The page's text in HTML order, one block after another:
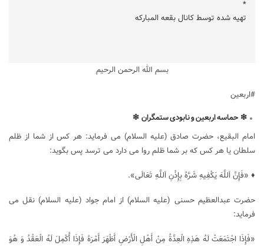
*
تهیه شده توسط کانال بقعه المبارکه
بسم الله الرحمن الرحیم
#اربعین
❇حماسهاربعینونابودیستمگران❇
امام البقیع، حضرت صادق (علیه السلام) می فرماید: هر کس از شما از ظلم
سلطان یا هر کس که بر شما ظلم روا می دارد می ترسد پس بگوید:
♦ «فَإِنَّ اَللَّهَ يَكْفِيهِ شَرَّهُ بِإِذْنِ اَللَّهِ تَعَالَى».
حضرت عبدالعظیم حسنی (علیه السلام) از امام جواد (علیه السلام) نقل می
فرماید:
«فَإِذَا اجْتَمَعَتْ لَهُ هَذِهِ الْعِدَّةُ مِنْ أَهْلِ الْأَرْضِ أَظْهَرَ أَمْرَهُ فَإِذَا أُكْمِلَ لَهُ الْعَقْدُ وَ هُوَ